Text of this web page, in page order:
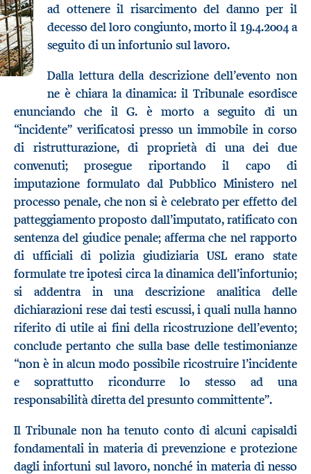
ad ottenere il risarcimento del danno per il
decesso del loro congiunto, morto il 19.4.2004 a
seguito di un infortunio sul lavoro.
Dalla lettura della descrizione dell’evento non
ne è chiara la dinamica: il Tribunale esordisce
enunciando che il G. è morto a seguito di un
“incidente” verificatosi presso un immobile in corso
di ristrutturazione, di proprietà di una dei due
convenuti; prosegue riportando il capo di
imputazione formulato dal Pubblico Ministero nel
processo penale, che non si è celebrato per effetto del
patteggiamento proposto dall’imputato, ratificato con
sentenza del giudice penale; afferma che nel rapporto
di ufficiali di polizia giudiziaria USL erano state
formulate tre ipotesi circa la dinamica dell’infortunio;
si addentra in una descrizione analitica delle
dichiarazioni rese dai testi escussi, i quali nulla hanno
riferito di utile ai fini della ricostruzione dell’evento;
conclude pertanto che sulla base delle testimonianze
“non è in alcun modo possibile ricostruire l’incidente
e soprattutto ricondurre lo stesso ad una
responsabilità diretta del presunto committente”.
Il Tribunale non ha tenuto conto di alcuni capisaldi
fondamentali in materia di prevenzione e protezione
dagli infortuni sul lavoro, nonché in materia di nesso